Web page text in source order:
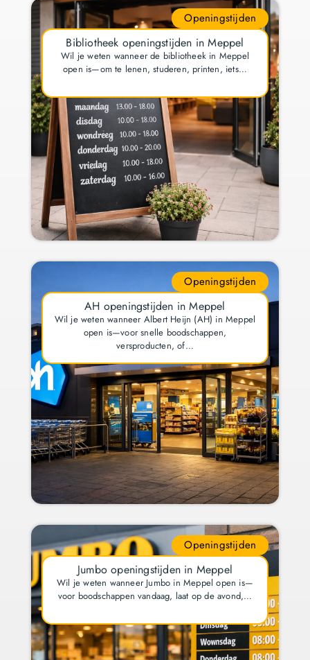
Openingstijden
Bibliotheek openingstijden in Meppel
Wil je weten wanneer de bibliotheek in Meppel
open is—om te lenen, studeren, printen, iets…
Openingstijden
AH openingstijden in Meppel
Wil je weten wanneer Albert Heijn (AH) in Meppel
open is—voor snelle boodschappen,
versproducten, of…
Openingstijden
Jumbo openingstijden in Meppel
Wil je weten wanneer Jumbo in Meppel open is—
voor boodschappen vandaag, laat op de avond,…